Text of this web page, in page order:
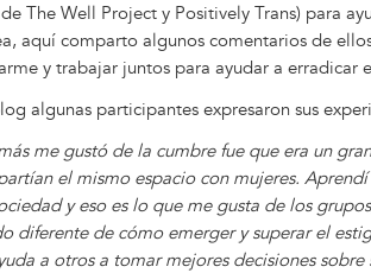
The Well Project y Positively Trans) para
aquí comparto algunos comentarios de
y trabajar juntos para ayudar a erradicar
algunas participantes expresaron sus
me gustó de la cumbre fue que era un
el mismo espacio con mujeres.
y eso es lo que me gusta de los
diferente de cómo emerger y superar el
a otros a tomar mejores decisiones